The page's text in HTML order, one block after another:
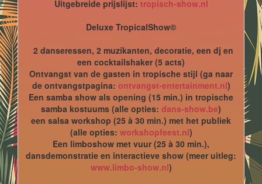
Uitgebreide prijslijst: tropisch-show.nl
Deluxe TropicalShow©
2 danseressen, 2 muzikanten, decoratie, een dj en
een cocktailshaker (5 acts)
Ontvangst van de gasten in tropische stijl (ga naar
de ontvangstpagina: ontvangst-entertainment.nl)
Een samba show als opening (15 min.) in tropische
samba kostuums (alle opties: dans-show.be)
een salsa workshop (25 à 30 min.) met het publiek
(alle opties: workshopfeest.nl)
Een limboshow met vuur (25 à 30 min.),
dansdemonstratie en interactieve show (meer uitleg:
www.limbo-show.nl)